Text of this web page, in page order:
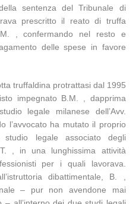
sentenza del Tribunale di
prescritto il reato di truffa
, confermando nel resto e
delle spese in favore
truffaldina protrattasi dal 1995
impegnato B.M. , dapprima
legale milanese dell’Avv.
l’avvocato ha mutato il proprio
studio legale associato degli
, in una lunghissima attività
per i quali lavorava.
dibattimentale, B. ,
– pur non avendone mai